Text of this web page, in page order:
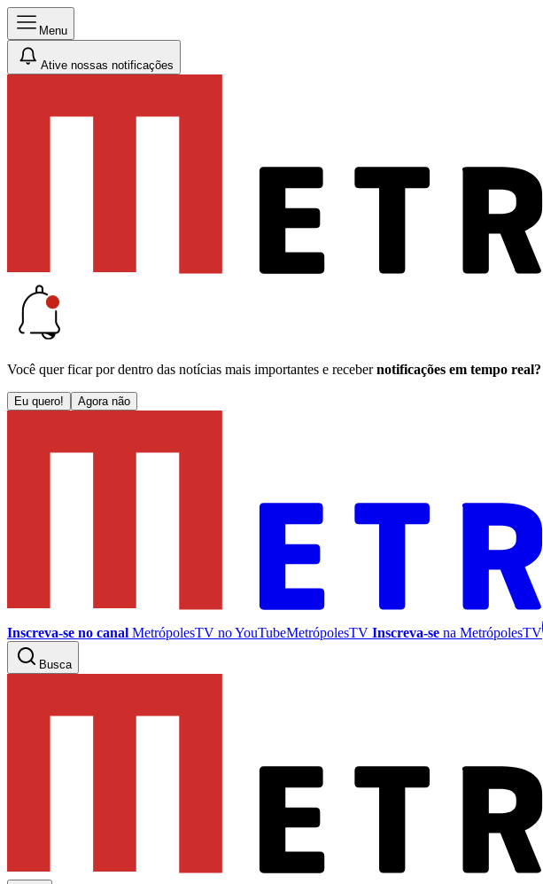
Menu
Ative nossas notificações
Você quer ficar por dentro das notícias mais importantes e receber notificações em tempo real?
Eu quero! Agora não
Inscreva-se no canal MetrópolesTV noYouTubeMetrópolesTV Inscreva-se na MetrópolesTV
Busca